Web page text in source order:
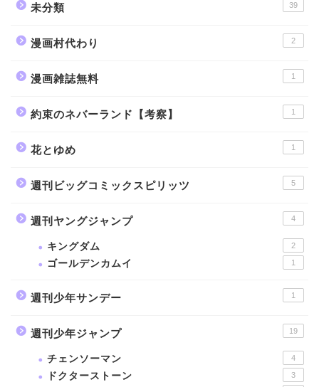
未分類 39
漫画村代わり 2
漫画雑誌無料 1
約束のネバーランド【考察】 1
花とゆめ 1
週刊ビッグコミックスピリッツ 5
週刊ヤングジャンプ 4
キングダム 2
ゴールデンカムイ 1
週刊少年サンデー 1
週刊少年ジャンプ 19
チェンソーマン 4
ドクターストーン 3